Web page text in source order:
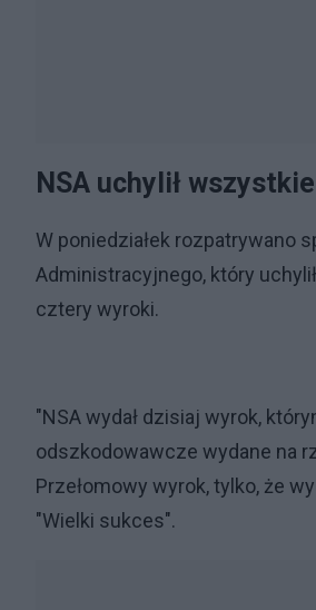
NSA uchylił
W poniedziałek rozpatrywano
Administracyjnego, który
cztery wyroki.
"NSA wydał dzisiaj wyrok,
odszkodowawcze wydane na
Przełomowy wyrok, tylko, że
"Wielki sukces".